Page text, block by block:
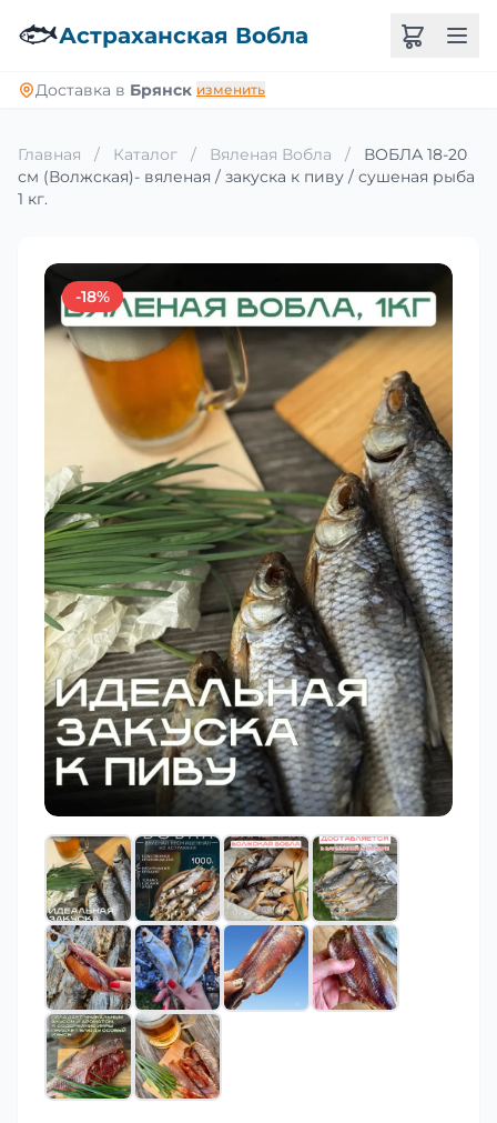
🐟Астраханская Вобла
Доставка в Брянск изменить
Главная / Каталог / Вяленая Вобла /
ВОБЛА 18-20
см (Волжская)- вяленая / закуска к пиву / сушеная рыба
1 кг.
-18%